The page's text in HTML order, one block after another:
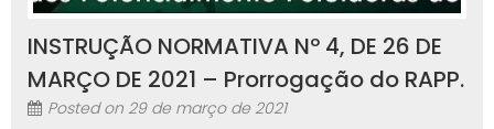
INSTRUÇÃO NORMATIVA Nº 4, DE 26 DE
MARÇO DE 2021 – Prorrogação do RAPP.
Posted on 29 de março de 2021